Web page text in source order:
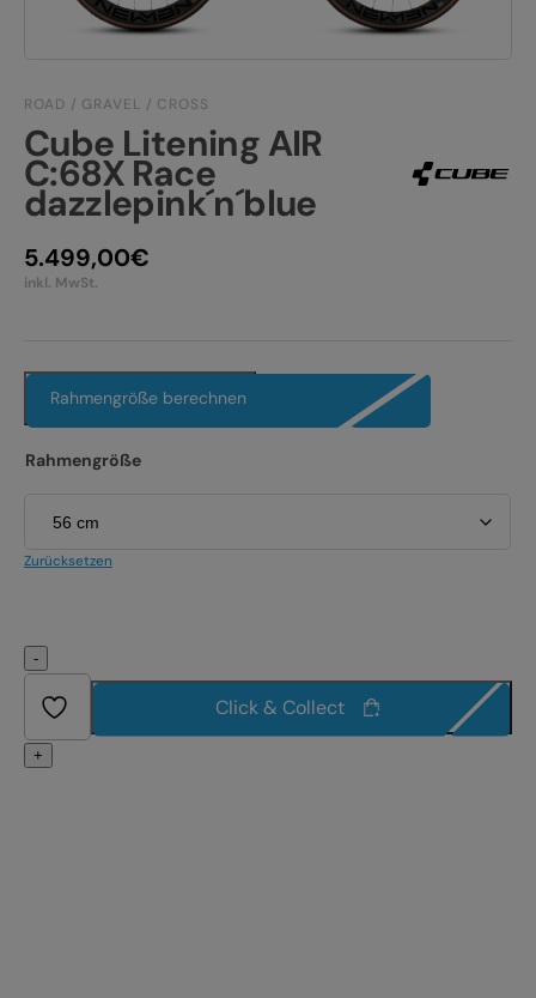
Alle entdecken
E-BIKE FULLY
E-BIKE TOUR
Alle entdecken
PRODUKTRÜCKRUFE
ROAD / GRAVEL / CROSS
Cube Litening AIR
C:68X Race
dazzlepink´n´blue
5.499,00€
inkl. MwSt.
Rahmengröße berechnen
Rahmengröße
Zurücksetzen
-
+
Click & Collect